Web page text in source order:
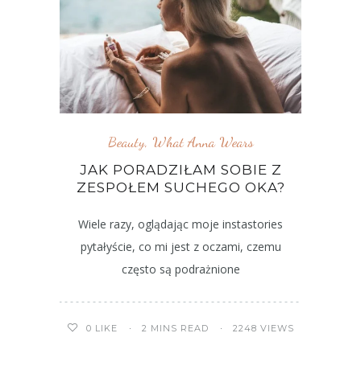
Beauty, What Anna Wears
JAK PORADZIŁAM SOBIE Z
ZESPOŁEM SUCHEGO OKA?
Wiele razy, oglądając moje instastories
pytałyście, co mi jest z oczami, czemu
często są podrażnione
0 LIKE 2 MINS READ 2248 VIEWS